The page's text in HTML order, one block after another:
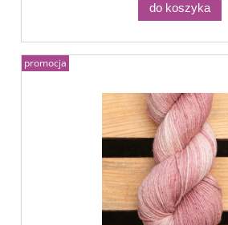
do koszyka
promocja